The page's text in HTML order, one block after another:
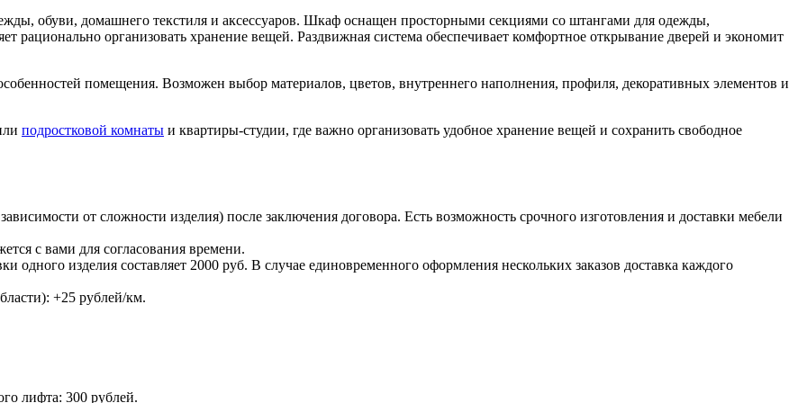
обуви, домашнего текстиля и аксессуаров. Шкаф оснащен просторными секциями со штангами для одежды,
организовать хранение вещей. Раздвижная система обеспечивает комфортное открывание дверей и экономит
помещения. Возможен выбор материалов, цветов, внутреннего наполнения, профиля, декоративных элементов и
подростковой комнаты и квартиры-студии, где важно организовать удобное хранение вещей и сохранить свободное
от сложности изделия) после заключения договора. Есть возможность срочного изготовления и доставки мебели
с вами для согласования времени.
изделия составляет 2000 руб. В случае единовременного оформления нескольких заказов доставка каждого
+25 рублей/км.
лифта: 300 рублей.